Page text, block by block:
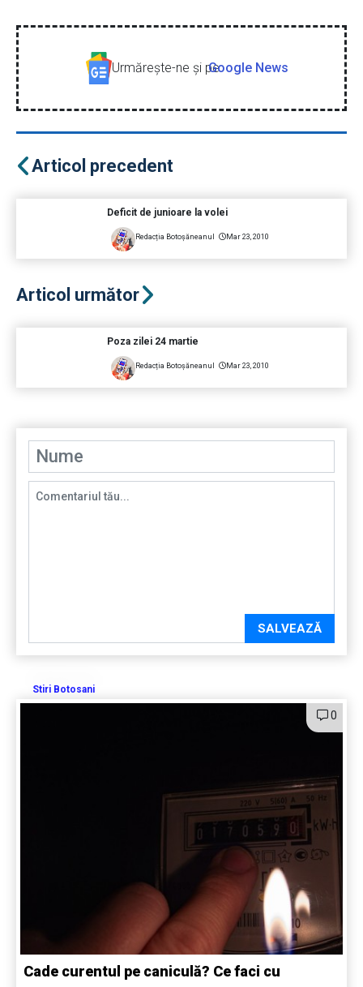
Urmăreşte-ne şi peGoogle News
Articol precedent
Deficit de junioare la volei
Redacția Botoșăneanul Mar 23, 2010
Articol următor
Poza zilei 24 martie
Redacția Botoșăneanul Mar 23, 2010
SALVEAZĂ
Stiri Botosani
0
Cade curentul pe caniculă? Ce faci cu